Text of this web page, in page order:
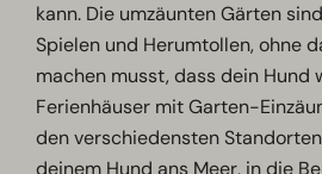
kann. Die umzäunten Gärten
Spielen und Herumtollen, ohne
machen musst, dass dein Hund
Ferienhäuser mit Garten-
den verschiedensten
deinem Hund ans Meer, in die